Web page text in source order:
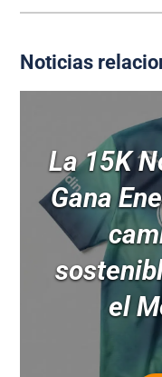
Noticias
La 15K
Gana
el